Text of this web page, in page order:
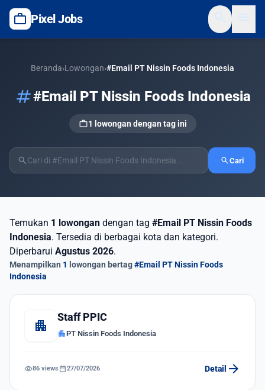
work Pixel Jobs
Beranda›Lowongan›#Email PT Nissin Foods Indonesia
tag#Email PT Nissin Foods Indonesia
work1 lowongan dengan tag ini
search searchCari
Temukan 1 lowongan dengan tag #Email PT Nissin Foods
Indonesia. Tersedia di berbagai kota dan kategori.
Diperbarui Agustus 2026.
Menampilkan 1 lowongan bertag#Email PT Nissin Foods
Indonesia
apartment
Staff PPIC
apartmentPT Nissin Foods Indonesia
visibility86 views calendar_today27/07/2026 Detail arrow_forward